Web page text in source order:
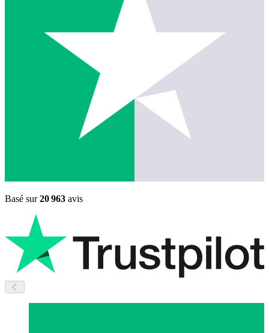
Basé sur20 963 avis